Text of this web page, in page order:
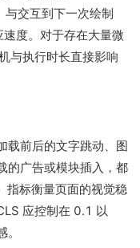
交互到下一次绘制
速度。对于存在大量微
与执行时长直接影响
载前后的文字跳动、图
的广告或模块插入，都
指标衡量页面的视觉稳
应控制在 0.1 以